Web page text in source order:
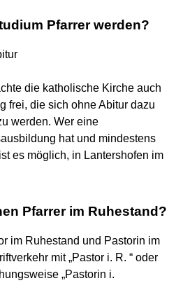
Pfarrer werden?
die katholische Kirche auch
frei, die sich ohne Abitur dazu
werden. Wer eine
hat und mindestens
es möglich, in Lantershofen im
Pfarrer im Ruhestand?
im Ruhestand und Pastorin im
mit „Pastor i. R. “ oder
„Pastorin i.